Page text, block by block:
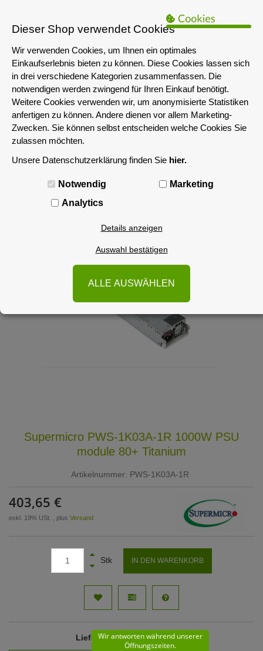
Das servershop-bayern.de Angebot richtet sich nur an
Unternehmen i.S.d. § 14 BGB sowie die öffentliche Hand. Ein Verkauf
an Privatpersonen ist nicht möglich.
MENÜ
Supermicro PWS-1K03A-1R 1000W PSU
module 80+ Titanium
Artikelnummer: PWS-1K03A-1R
403,65 €
exkl. 19% USt. , plus Versand
Stk IN DEN WARENKORB
Lieferzeit: 61 - 62 Werktage
Wir antworten während unserer
Öffnungszeiten.
Dieser Shop verwendet Cookies
Wir verwenden Cookies, um Ihnen ein optimales
Einkaufserlebnis bieten zu können. Diese Cookies lassen sich
in drei verschiedene Kategorien zusammenfassen. Die
notwendigen werden zwingend für Ihren Einkauf benötigt.
Weitere Cookies verwenden wir, um anonymisierte Statistiken
anfertigen zu können. Andere dienen vor allem Marketing-
Zwecken. Sie können selbst entscheiden welche Cookies Sie
zulassen möchten.
Unsere Datenschutzerklärung finden Sie hier.
Notwendig
Marketing
Analytics
Details anzeigen
Auswahl bestätigen
ALLE AUSWÄHLEN